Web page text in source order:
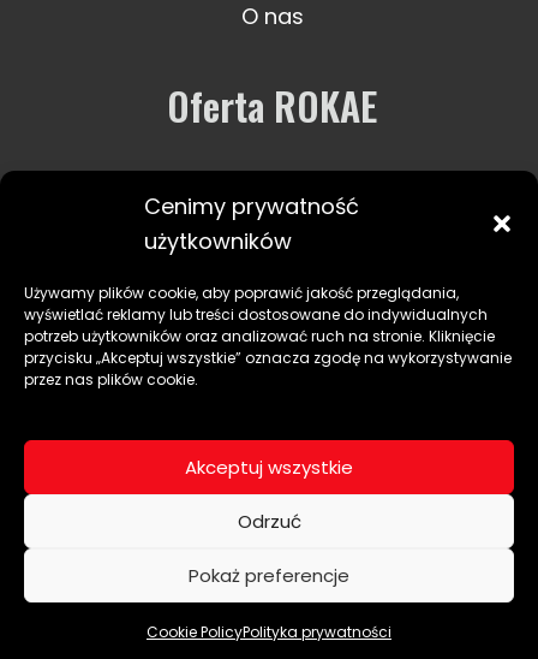
Cenimy prywatność
użytkowników
Używamy plików cookie, aby poprawić jakość przeglądania,
wyświetlać reklamy lub treści dostosowane do indywidualnych
potrzeb użytkowników oraz analizować ruch na stronie. Kliknięcie
przycisku „Akceptuj wszystkie” oznacza zgodę na wykorzystywanie
przez nas plików cookie.
Akceptuj wszystkie
Odrzuć
Pokaż preferencje
Cookie PolicyPolityka prywatności
O nas
Oferta ROKAE
Usługi i wsparcie
Zastosowania
sales@roboty-rokae.pl
NIP 895-219-01-47